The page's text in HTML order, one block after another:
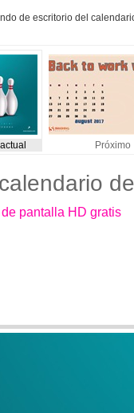
de escritorio del
Próximo
pantalla HD gratis